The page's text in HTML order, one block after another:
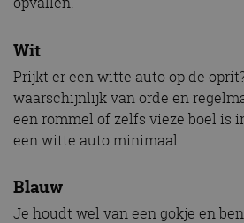
Wit
Prijkt er een witte auto op de
waarschijnlijk van orde en
een rommel of zelfs vieze boel is
een witte auto minimaal.
Blauw
Je houdt wel van een gokje en